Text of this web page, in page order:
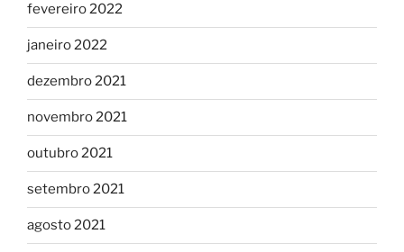
fevereiro 2022
janeiro 2022
dezembro 2021
novembro 2021
outubro 2021
setembro 2021
agosto 2021